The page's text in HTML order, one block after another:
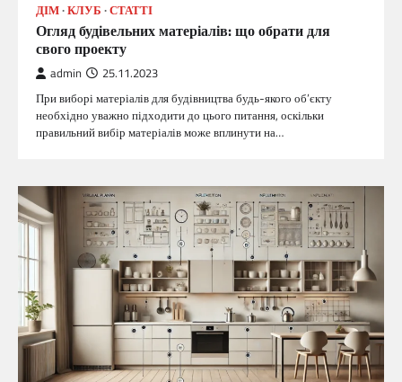
ДІМ КЛУБ СТАТТІ
Огляд будівельних матеріалів: що обрати для
свого проекту
admin 25.11.2023
При виборі матеріалів для будівництва будь-якого об’єкту
необхідно уважно підходити до цього питання, оскільки
правильний вибір матеріалів може вплинути на…